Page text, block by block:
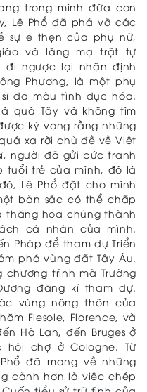
trong mình đứa con
Lê Phổ đã phá vỡ các
sự e thẹn của phụ nữ,
và lăng mạ trật tự
đi ngược lại nhận định
Phương, là một phụ
da màu tình dục hóa.
quá Tây và không tìm
kỳ vọng rằng những
xa rời chủ đề về Việt
người đã gửi bức tranh
tuổi trẻ của mình, đó là
Lê Phổ đặt cho mình
bản sắc có thể chấp
thăng hoa chúng thành
cá nhân của mình.
Pháp để tham dự Triển
phá vùng đất Tây Âu.
trình mà Trường
đăng kí tham dự.
vùng nông thôn của
Fiesole, Florence, và
Hà Lan, đến Bruges ở
chợ ở Cologne. Từ
đã mang về những
cảnh hơn là việc chép